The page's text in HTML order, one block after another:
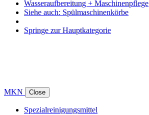
Wasseraufbereitung + Maschinenpflege
Siehe auch: Spülmaschinenkörbe
Springe zur Hauptkategorie
MKN Close
Spezialreinigungsmittel